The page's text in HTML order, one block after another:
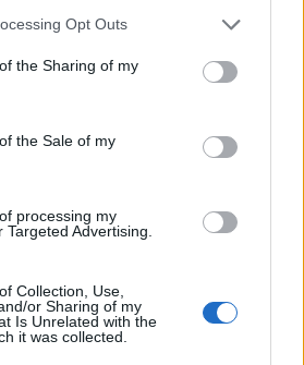
Opt Outs
the Sharing of my
the Sale of my
processing my
Advertising.
Collection, Use,
or Sharing of my
Is Unrelated with the
it was collected.
daglig leder:
ljom.no
ljom.no